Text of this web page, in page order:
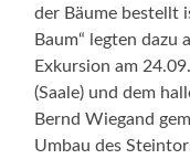
der Bäume bestellt
Baum“ legten dazu
Exkursion am
(Saale) und dem
Bernd Wiegand
Umbau des